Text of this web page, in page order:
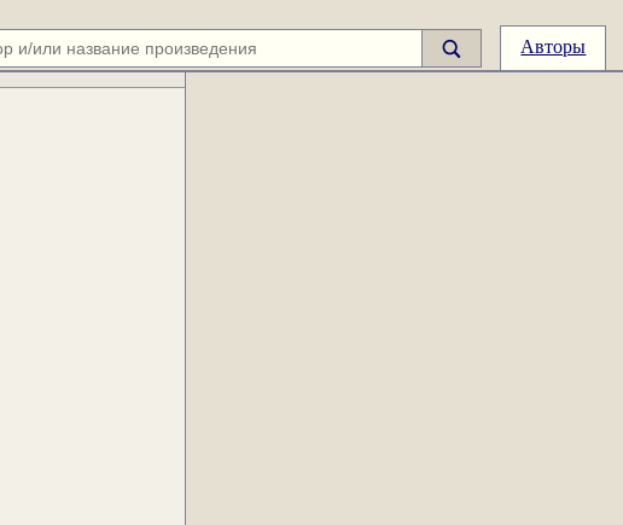
Авторы